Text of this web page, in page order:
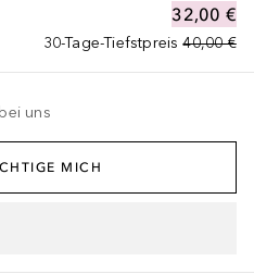
32,00 €
30-Tage-Tiefstpreis 40,00 €
uns
MICH